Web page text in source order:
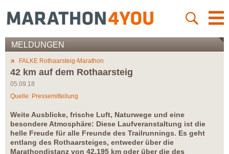
MELDUNGEN
FALKE Rothaarsteig-Marathon
42 km auf dem Rothaarsteig
05.09.18
Quelle: Pressemitteilung
Weite Ausblicke, frische Luft, Naturwege und eine
besondere Atmosphäre: Diese Laufveranstaltung ist die
helle Freude für alle Freunde des Trailrunnings. Es geht
entlang des Rothaarsteiges, entweder über die
Marathondistanz von 42,195 km oder über die des